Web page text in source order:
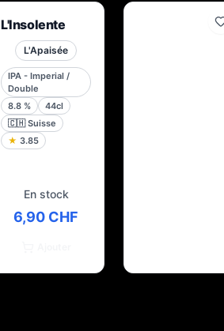
L'Insolente
L'Apaisée
IPA - Imperial /
Double
8.8 %
44cl
🇨🇭 Suisse
★ 3.85
En stock
6,90 CHF